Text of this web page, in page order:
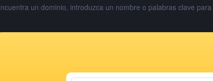
un dominio, introduzca un nombre o palabras clave